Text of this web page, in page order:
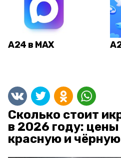
А24 в MAX
Сколько стоит
в 2026 году:
красную и чёрную